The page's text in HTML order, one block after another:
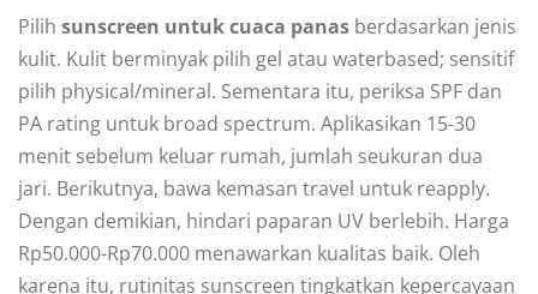
Pilih sunscreen untuk cuaca panas berdasarkan jenis
kulit. Kulit berminyak pilih gel atau waterbased; sensitif
pilih physical/mineral. Sementara itu, periksa SPF dan
PA rating untuk broad spectrum. Aplikasikan 15-30
menit sebelum keluar rumah, jumlah seukuran dua
jari. Berikutnya, bawa kemasan travel untuk reapply.
Dengan demikian, hindari paparan UV berlebih. Harga
Rp50.000-Rp70.000 menawarkan kualitas baik. Oleh
karena itu, rutinitas sunscreen tingkatkan kepercayaan